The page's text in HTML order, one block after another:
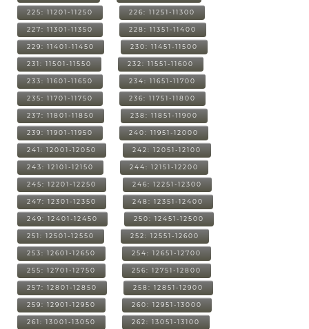
225: 11201-11250 226: 11251-11300
227: 11301-11350 228: 11351-11400
229: 11401-11450 230: 11451-11500
231: 11501-11550 232: 11551-11600
233: 11601-11650 234: 11651-11700
235: 11701-11750 236: 11751-11800
237: 11801-11850 238: 11851-11900
239: 11901-11950 240: 11951-12000
241: 12001-12050 242: 12051-12100
243: 12101-12150 244: 12151-12200
245: 12201-12250 246: 12251-12300
247: 12301-12350 248: 12351-12400
249: 12401-12450 250: 12451-12500
251: 12501-12550 252: 12551-12600
253: 12601-12650 254: 12651-12700
255: 12701-12750 256: 12751-12800
257: 12801-12850 258: 12851-12900
259: 12901-12950 260: 12951-13000
261: 13001-13050 262: 13051-13100